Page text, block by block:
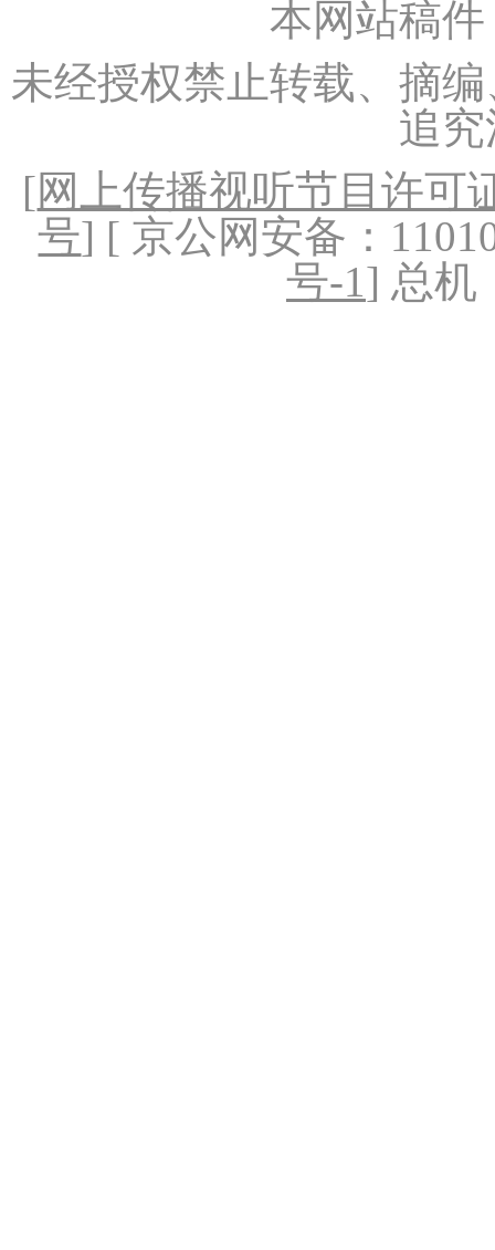
本网站稿
未经授权禁止转载、摘
追
[网上传播视听节目许可
号] [ 京公网安备：
号-1] 总机